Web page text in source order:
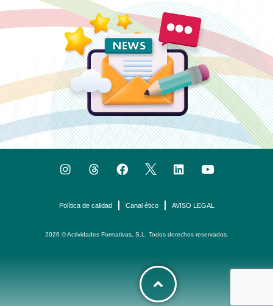
Política de calidad Canal ético AVISO LEGAL
2026 © Actividades Formativas, S.L. Todos derechos reservados.